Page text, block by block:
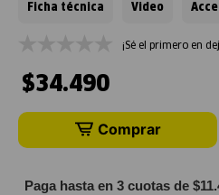
Ficha técnica Video
¡Sé el primero en
$34.490
Comprar
Paga hasta en 3 cuotas de